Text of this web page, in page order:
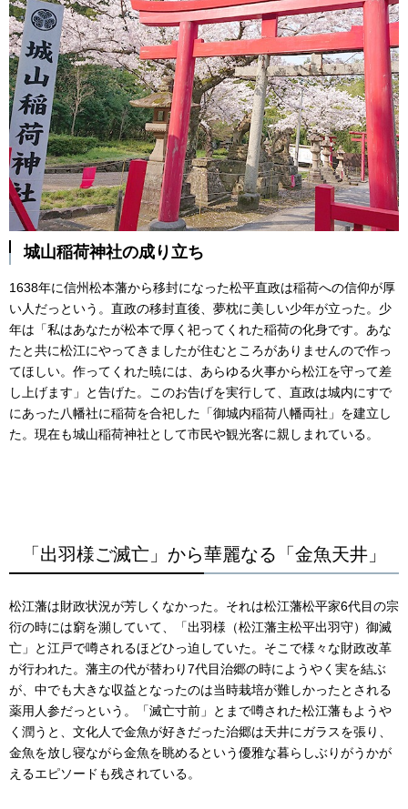
城山稲荷神社の成り立ち
1638年に信州松本藩から移封になった松平直政は稲荷への信仰が厚
い人だっという。直政の移封直後、夢枕に美しい少年が立った。少
年は「私はあなたが松本で厚く祀ってくれた稲荷の化身です。あな
たと共に松江にやってきましたが住むところがありませんので作っ
てほしい。作ってくれた暁には、あらゆる火事から松江を守って差
し上げます」と告げた。このお告げを実行して、直政は城内にすで
にあった八幡社に稲荷を合祀した「御城内稲荷八幡両社」を建立し
た。現在も城山稲荷神社として市民や観光客に親しまれている。
「出羽様ご滅亡」から華麗なる「金魚天井」
松江藩は財政状況が芳しくなかった。それは松江藩松平家6代目の宗
衍の時には窮を瀕していて、「出羽様（松江藩主松平出羽守）御滅
亡」と江戸で噂されるほどひっ迫していた。そこで様々な財政改革
が行われた。藩主の代が替わり7代目治郷の時にようやく実を結ぶ
が、中でも大きな収益となったのは当時栽培が難しかったとされる
薬用人参だっという。「滅亡寸前」とまで噂された松江藩もようや
く潤うと、文化人で金魚が好きだった治郷は天井にガラスを張り、
金魚を放し寝ながら金魚を眺めるという優雅な暮らしぶりがうかが
えるエピソードも残されている。